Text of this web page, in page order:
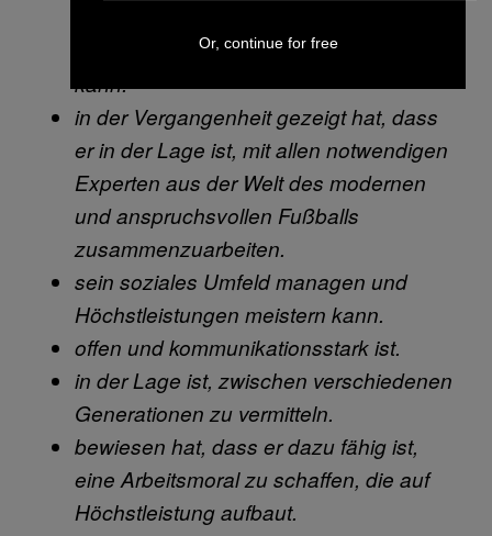
der weltweiten Fußballelite vermitteln
kann.
in der Vergangenheit gezeigt hat, dass
er in der Lage ist, mit allen notwendigen
Experten aus der Welt des modernen
und anspruchsvollen Fußballs
zusammenzuarbeiten.
sein soziales Umfeld managen und
Höchstleistungen meistern kann.
offen und kommunikationsstark ist.
in der Lage ist, zwischen verschiedenen
Generationen zu vermitteln.
bewiesen hat, dass er dazu fähig ist,
eine Arbeitsmoral zu schaffen, die auf
Höchstleistung aufbaut.
Or, continue for free